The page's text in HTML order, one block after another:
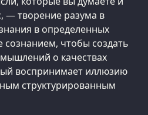
— творение разума в
в определенных
чтобы создать
о качествах
воспринимает иллюзию
структурированным